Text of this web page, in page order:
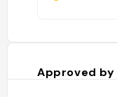
Approved by